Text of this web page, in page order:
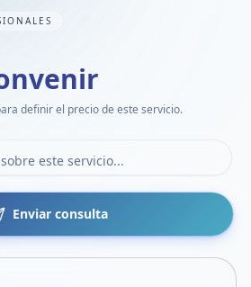
definir el precio de este servicio.
Enviar consulta